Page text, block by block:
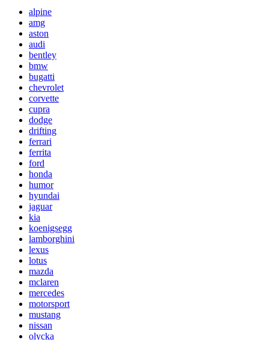
alpine
amg
aston
audi
bentley
bmw
bugatti
chevrolet
corvette
cupra
dodge
drifting
ferrari
ferrita
ford
honda
humor
hyundai
jaguar
kia
koenigsegg
lamborghini
lexus
lotus
mazda
mclaren
mercedes
motorsport
mustang
nissan
olycka